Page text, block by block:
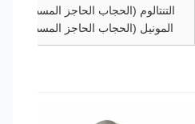
التنتالوم (الحجاب الحاجز المسطح فقط)
المونيل (الحجاب الحاجز المسطح فقط)